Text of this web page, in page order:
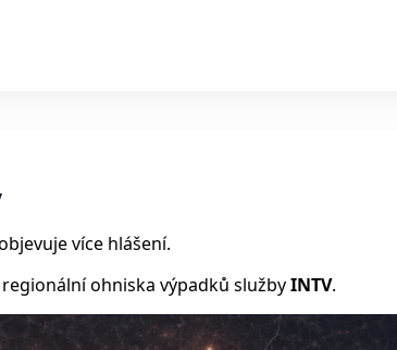
více hlášení.
ohniska výpadků službyINTV.